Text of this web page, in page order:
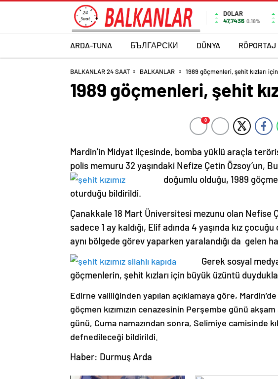
DOLAR
47,7436 0.18%
ARDA-TUNA БЪЛГАРСКИ DÜNYA RÖPORTAJ
BALKANLAR 24 SAAT BALKANLAR 1989 göçmenleri, şehit kızları
1989 göçmenleri, şehit
0
Mardin’in Midyat ilçesinde, bomba yüklü araçla
polis memuru 32 yaşındaki Nefize Çetin Özsoy’un,
doğumlu olduğu, 1989
oturduğu bildirildi.
Çanakkale 18 Mart Üniversitesi mezunu olan Nefise
sadece 1 ay kaldığı, Elif adında 4 yaşında kız
aynı bölgede görev yaparken yaralandığı da gelen
Gerek sosyal
göçmenlerin, şehit kızları için büyük üzüntü
Edirne valiliģinden yapılan açıklamaya göre,
göçmen kızımızın cenazesinin Perşembe günü
günü, Cuma namazından sonra, Selimiye camisinde
defnedileceği bildirildi.
Haber: Durmuş Arda